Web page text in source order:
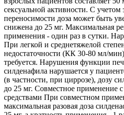
сексуальной активности. С
переносимости доза может быть
снижена до 25 мг. Максимальная
применения - один раз в сутки.
При легкой и среднетяжелой
недостаточности (КК 30-80 мл/
требуется. Нарушения функции
силденафила нарушается у
(в частности, при циррозе), дозу
до 25 мг. Совместное применение
средствами При совместном
максимальная разовая доза